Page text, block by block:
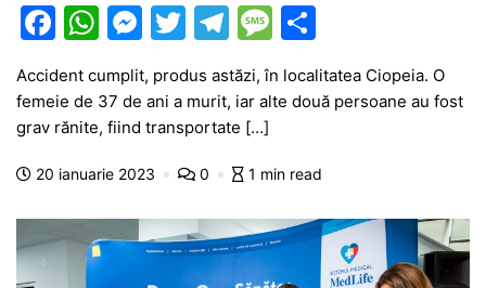
F
c
e
b
o
k
W
at
s
A
p
M
s
s
e
g
er
T
itt
er
T
el
e
gr
a
m
M
s
a
e
ar
ta
a
ă
Accident cumplit, produs astăzi, în localitatea Ciopeia. O
femeie de 37 de ani a murit, iar alte două persoane au fost
grav rănite, fiind transportate […]
20 ianuarie 2023 0 1 min read